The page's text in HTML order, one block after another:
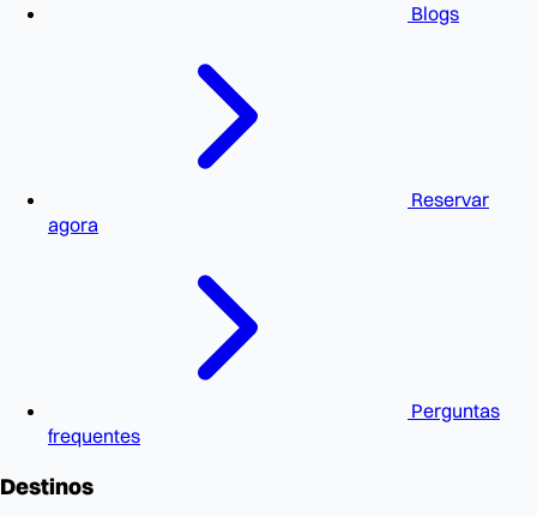
Blogs
Reservar
agora
Perguntas
frequentes
Destinos